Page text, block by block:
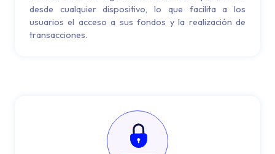
desde cualquier dispositivo, lo que facilita a los
usuarios el acceso a sus fondos y la realización de
transacciones.